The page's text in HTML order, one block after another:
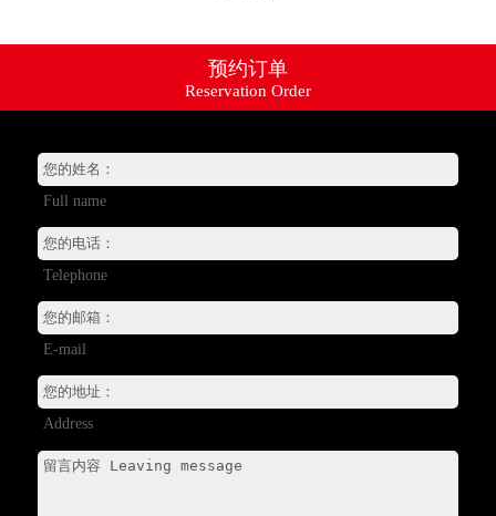
预约订单
Reservation Order
Full name
Telephone
E-mail
Address
资讯动态
产品系列
+
销售网络
服务支持
+
招贤纳士
关于我们